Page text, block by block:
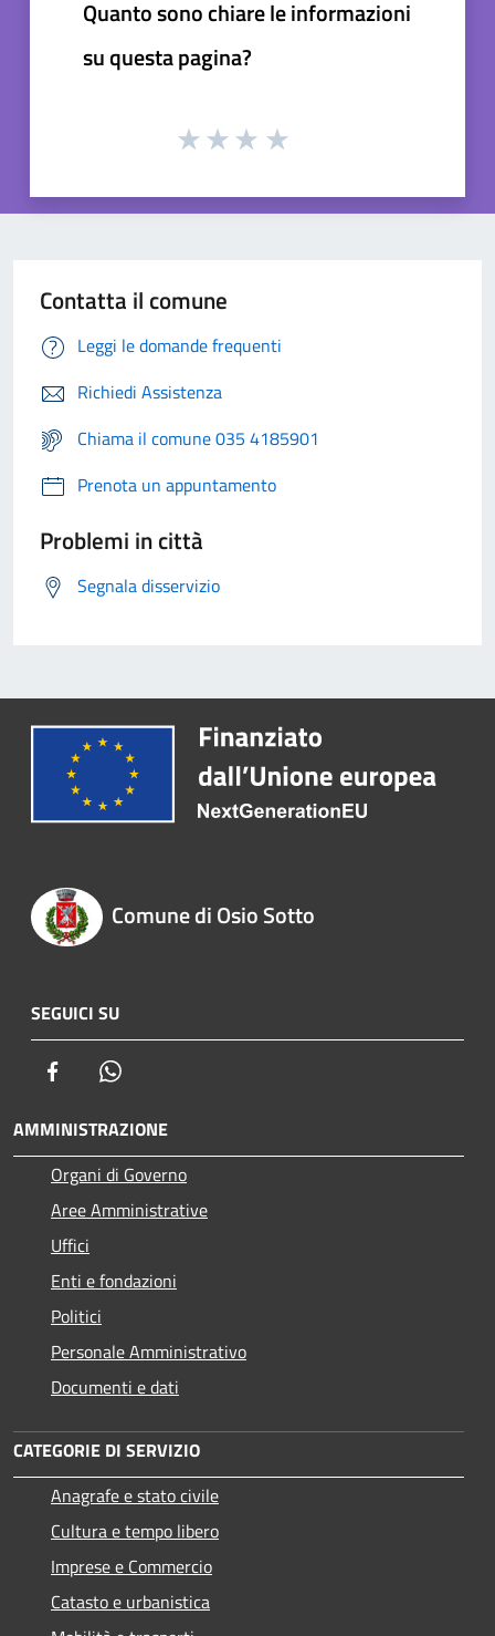
Quanto sono chiare le informazioni
su questa pagina?
Contatta il comune
Leggi le domande frequenti
Richiedi Assistenza
Chiama il comune 035 4185901
Prenota un appuntamento
Problemi in città
Segnala disservizio
Comune di Osio Sotto
SEGUICI SU
Facebook
AMMINISTRAZIONE
Organi di Governo
Aree Amministrative
Uffici
Enti e fondazioni
Politici
Personale Amministrativo
Documenti e dati
CATEGORIE DI SERVIZIO
Anagrafe e stato civile
Cultura e tempo libero
Imprese e Commercio
Catasto e urbanistica